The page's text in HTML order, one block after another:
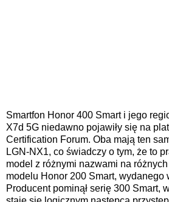
Smartfon Honor 400 Smart i jego
X7d 5G niedawno pojawiły się na
Certification Forum. Oba mają ten
LGN‑NX1, co świadczy o tym, że to
model z różnymi nazwami na
modelu Honor 200 Smart, wydanego
Producent pominął serię 300 Smart,